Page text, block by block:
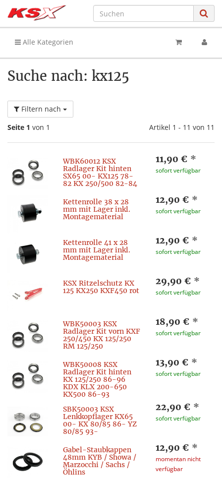
Alle Kategorien
Suche nach: kx125
Filtern nach
Seite 1 von 1 Artikel 1 - 11 von 11
WBK60012 KSX
Radlager Kit hinten
SX65 00- KX125 78-
82 KX 250/500 82-84
11,90 € *
sofort verfügbar
Kettenrolle 38 x 28
mm mit Lager inkl.
Montagematerial
12,90 € *
sofort verfügbar
Kettenrolle 41 x 28
mm mit Lager inkl.
Montagematerial
12,90 € *
sofort verfügbar
KSX Ritzelschutz KX
125 KX250 KXF450 rot
29,90 € *
sofort verfügbar
WBK50003 KSX
Radlager Kit vorn KXF
250/450 KX 125/250
RM 125/250
18,90 € *
sofort verfügbar
WBK50008 KSX
Radlager Kit hinten
KX 125/250 86-96
KDX KLX 200-650
KX500 86-93
13,90 € *
sofort verfügbar
SBK50003 KSX
Lenkkopflager KX65
00- KX 80/85 86- YZ
80/85 93-
22,90 € *
sofort verfügbar
Gabel-Staubkappen
48mm KYB / Showa /
Marzocchi / Sachs /
Öhlins
12,90 € *
momentan nicht
verfügbar